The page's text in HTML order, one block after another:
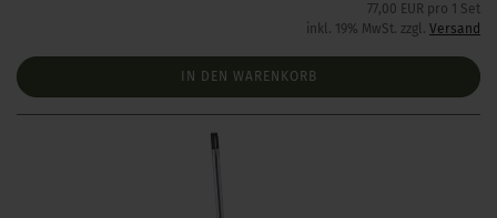
77,00 EUR pro 1 Set
inkl. 19% MwSt. zzgl. Versand
IN DEN WARENKORB